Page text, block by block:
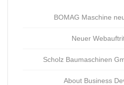
BOMAG Maschine
Neuer
Scholz Baumaschinen
About Business